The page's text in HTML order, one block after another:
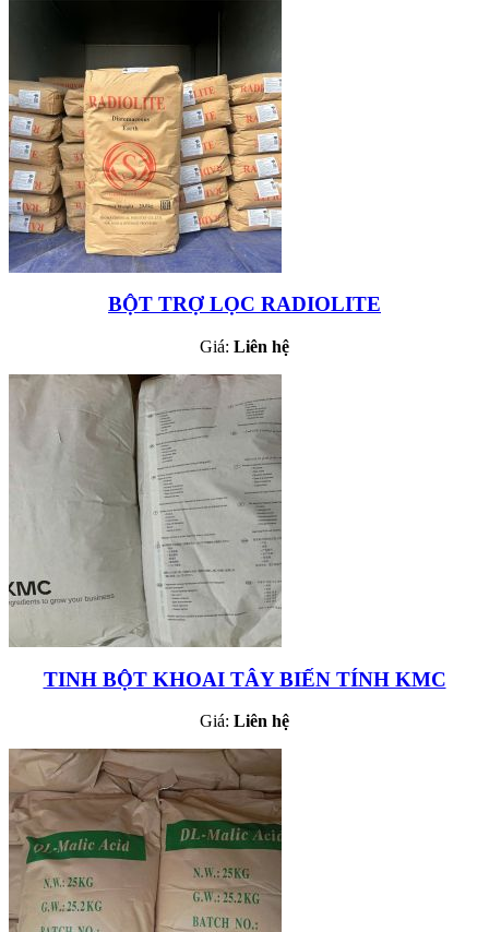
BỘT TRỢ LỌC RADIOLITE
Giá: Liên hệ
TINH BỘT KHOAI TÂY BIẾN TÍNH KMC
Giá: Liên hệ